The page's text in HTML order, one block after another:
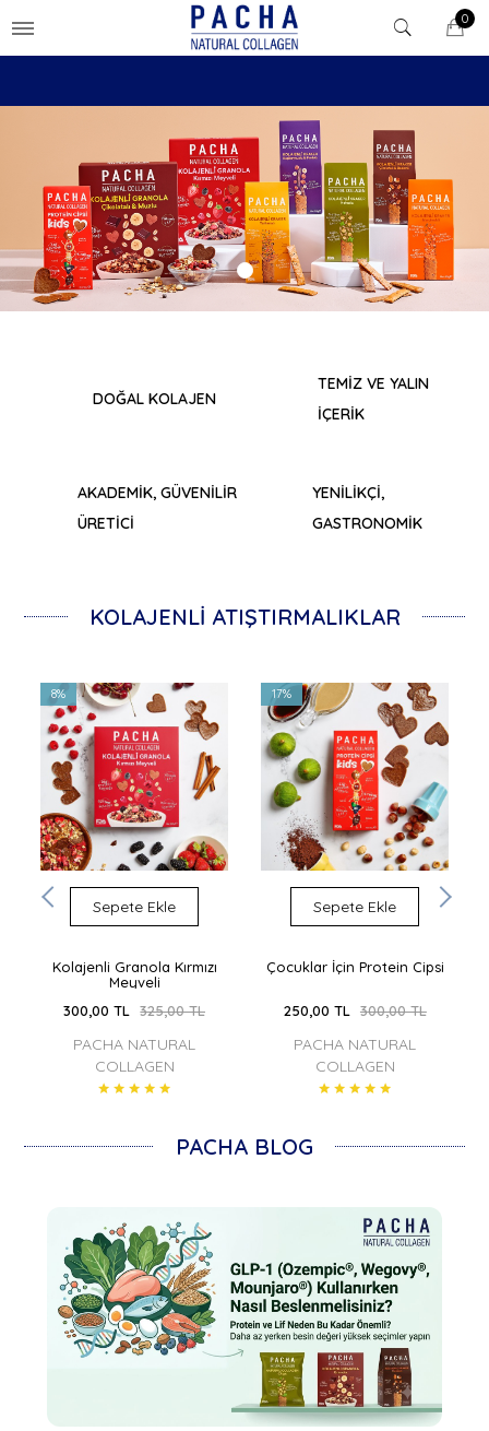
0
DOĞAL KOLAJEN
TEMİZ VE YALIN
İÇERİK
AKADEMİK, GÜVENİLİR
ÜRETİCİ
YENİLİKÇİ,
GASTRONOMİK
KOLAJENLİ ATIŞTIRMALIKLAR
8%
Sepete Ekle
Kolajenli Granola Kırmızı
Meyveli
300,00 TL
325,00 TL
PACHA NATURAL
COLLAGEN
17%
Sepete Ekle
Çocuklar İçin Protein Cipsi
250,00 TL 300,00 TL
PACHA NATURAL
COLLAGEN
PACHA BLOG